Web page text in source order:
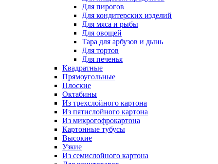
Для пирогов
Для кондитерских изделий
Для мяса и рыбы
Для овощей
Тара для арбузов и дынь
Для тортов
Для печенья
Квадратные
Прямоугольные
Плоские
Октабины
Из трехслойного картона
Из пятислойного картона
Из микрогофрокартона
Картонные тубусы
Высокие
Узкие
Из семислойного картона